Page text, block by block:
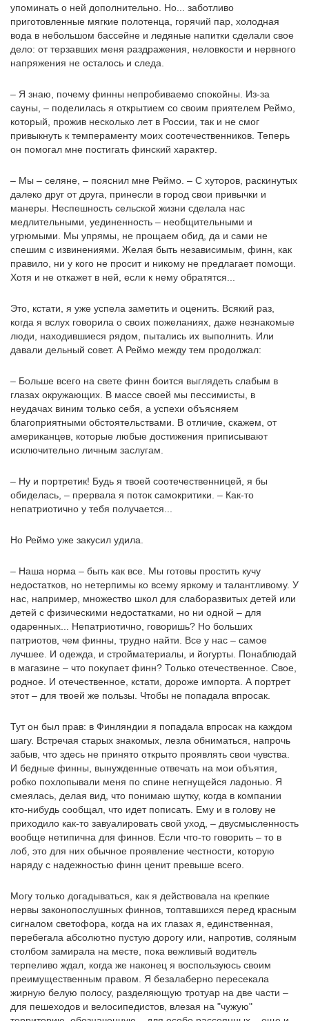
упоминать о ней дополнительно. Но... заботливо
приготовленные мягкие полотенца, горячий пар, холодная
вода в небольшом бассейне и ледяные напитки сделали свое
дело: от терзавших меня раздражения, неловкости и нервного
напряжения не осталось и следа.
– Я знаю, почему финны непробиваемо спокойны. Из-за
сауны, – поделилась я открытием со своим приятелем Реймо,
который, прожив несколько лет в России, так и не смог
привыкнуть к темпераменту моих соотечественников. Теперь
он помогал мне постигать финский характер.
– Мы – селяне, – пояснил мне Реймо. – С хуторов, раскинутых
далеко друг от друга, принесли в город свои привычки и
манеры. Неспешность сельской жизни сделала нас
медлительными, уединенность – необщительными и
угрюмыми. Мы упрямы, не прощаем обид, да и сами не
спешим с извинениями. Желая быть независимым, финн, как
правило, ни у кого не просит и никому не предлагает помощи.
Хотя и не откажет в ней, если к нему обратятся...
Это, кстати, я уже успела заметить и оценить. Всякий раз,
когда я вслух говорила о своих пожеланиях, даже незнакомые
люди, находившиеся рядом, пытались их выполнить. Или
давали дельный совет. А Реймо между тем продолжал:
– Больше всего на свете финн боится выглядеть слабым в
глазах окружающих. В массе своей мы пессимисты, в
неудачах виним только себя, а успехи объясняем
благоприятными обстоятельствами. В отличие, скажем, от
американцев, которые любые достижения приписывают
исключительно личным заслугам.
– Ну и портретик! Будь я твоей соотечественницей, я бы
обиделась, – прервала я поток самокритики. – Как-то
непатриотично у тебя получается...
Но Реймо уже закусил удила.
– Наша норма – быть как все. Мы готовы простить кучу
недостатков, но нетерпимы ко всему яркому и талантливому. У
нас, например, множество школ для слаборазвитых детей или
детей с физическими недостатками, но ни одной – для
одаренных... Непатриотично, говоришь? Но больших
патриотов, чем финны, трудно найти. Все у нас – самое
лучшее. И одежда, и стройматериалы, и йогурты. Понаблюдай
в магазине – что покупает финн? Только отечественное. Свое,
родное. И отечественное, кстати, дороже импорта. А портрет
этот – для твоей же пользы. Чтобы не попадала впросак.
Тут он был прав: в Финляндии я попадала впросак на каждом
шагу. Встречая старых знакомых, лезла обниматься, напрочь
забыв, что здесь не принято открыто проявлять свои чувства.
И бедные финны, вынужденные отвечать на мои объятия,
робко похлопывали меня по спине негнущейся ладонью. Я
смеялась, делая вид, что понимаю шутку, когда в компании
кто-нибудь сообщал, что идет пописать. Ему и в голову не
приходило как-то завуалировать свой уход, – двусмысленность
вообще нетипична для финнов. Если что-то говорить – то в
лоб, это для них обычное проявление честности, которую
наряду с надежностью финн ценит превыше всего.
Могу только догадываться, как я действовала на крепкие
нервы законопослушных финнов, топтавшихся перед красным
сигналом светофора, когда на их глазах я, единственная,
перебегала абсолютно пустую дорогу или, напротив, соляным
столбом замирала на месте, пока вежливый водитель
терпеливо ждал, когда же наконец я воспользуюсь своим
преимущественным правом. Я безалаберно пересекала
жирную белую полосу, разделяющую тротуар на две части –
для пешеходов и велосипедистов, влезая на "чужую"